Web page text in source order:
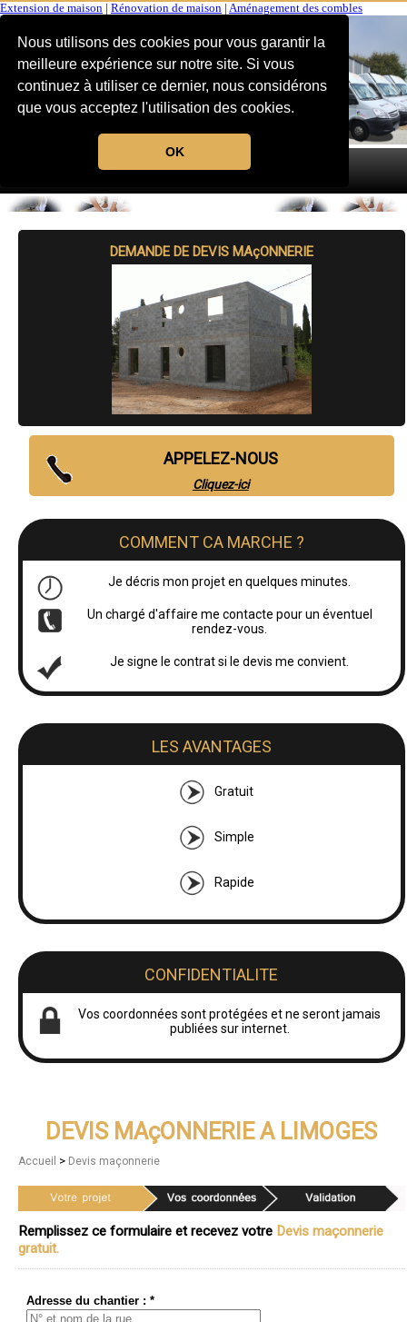
Nous utilisons des cookies pour vous garantir la
meilleure expérience sur notre site. Si vous
continuez à utiliser ce dernier, nous considérons
que vous acceptez l'utilisation des cookies.
OK
Extension de maison Rénovation de maison Aménagement des combles
MENU
DEMANDE DE DEVIS MAçONNERIE
APPELEZ-NOUS
Cliquez-ici
COMMENT CA MARCHE ?
Je décris mon projet en quelques minutes.
Un chargé d'affaire me contacte pour un éventuel
rendez-vous.
Je signe le contrat si le devis me convient.
LES AVANTAGES
Gratuit
Simple
Rapide
CONFIDENTIALITE
Vos coordonnées sont protégées et ne seront jamais
publiées sur internet.
DEVIS MAçONNERIE A LIMOGES
Accueil > Devis maçonnerie
Remplissez ce formulaire et recevez votre Devis maçonnerie
gratuit.
Adresse du chantier : *